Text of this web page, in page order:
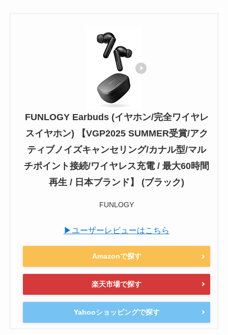
FUNLOGY Earbuds (イヤホン/完全ワイヤレ
スイヤホン) 【VGP2025 SUMMER受賞/アク
ティブノイズキャンセリング/カナル型/マル
チポイント接続/ワイヤレス充電 / 最大60時間
再生 / 日本ブランド】 (ブラック)
FUNLOGY
▶ユーザーレビューはこちら
Amazonで探す
楽天市場で探す
Yahooショッピングで探す